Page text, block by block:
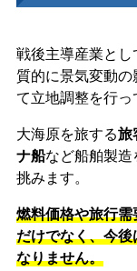
戦後主導産業と
質的に景気変動
て立地調整を行っ
大海原を旅する旅
ナ船など船舶製
挑みます。
燃料価格や旅行
だけでなく、今
なりません。